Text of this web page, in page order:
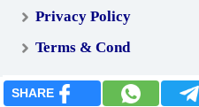
Privacy Policy
Terms & Cond
SHARE